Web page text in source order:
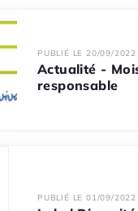
PUBLIÉ LE 20/09/2022
Actualité -
responsable
PUBLIÉ LE 01/09/2022